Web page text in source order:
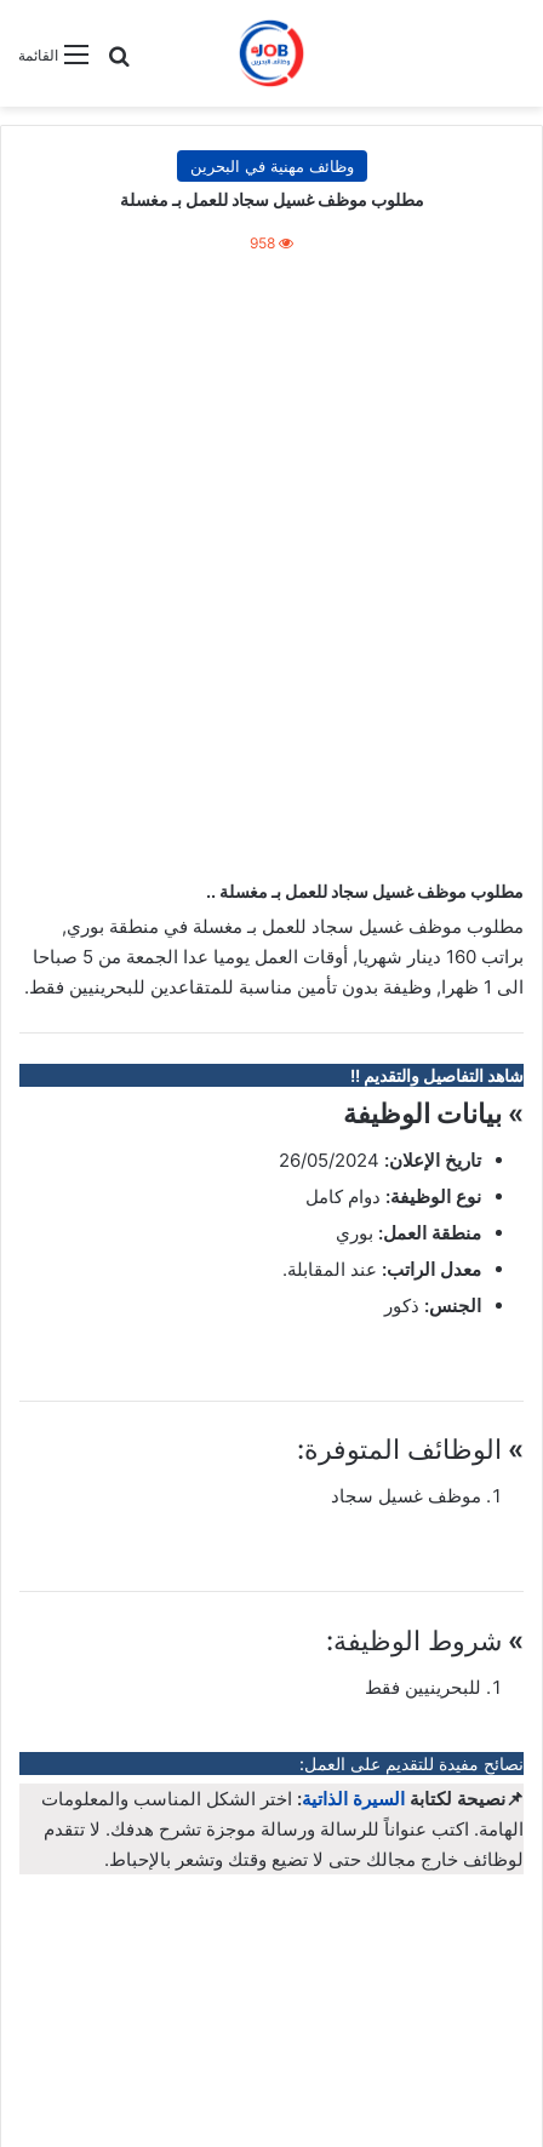
القائمةبحث عن
وظائف مهنية في البحرين
مطلوب موظف غسيل سجاد للعمل بـ مغسلة
958
مطلوب موظف غسيل سجاد للعمل بـ مغسلة ..
مطلوب موظف غسيل سجاد للعمل بـ مغسلة في منطقة بوري,
براتب 160 دينار شهريا, أوقات العمل يوميا عدا الجمعة من 5 صباحا
الى 1 ظهرا, وظيفة بدون تأمين مناسبة للمتقاعدين للبحرينيين فقط.
شاهد التفاصيل والتقديم !!
» بيانات الوظيفة
تاريخ الإعلان:
نوع الوظيفة: دوام كامل
منطقة العمل: بوري
معدل الراتب: عند المقابلة.
الجنس: ذكور
» الوظائف المتوفرة:
موظف غسيل سجاد
» شروط الوظيفة:
للبحرينيين فقط
نصائح مفيدة للتقديم على العمل:
📌نصيحة لكتابة السيرة الذاتية: اختر الشكل المناسب والمعلومات
الهامة. اكتب عنواناً للرسالة ورسالة موجزة تشرح هدفك. لا تتقدم
لوظائف خارج مجالك حتى لا تضيع وقتك وتشعر بالإحباط.